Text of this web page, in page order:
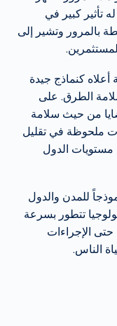
تأثير كبير في
بالمرور وتشير إلى
كنماذج جيدة
الطرق. على
من حيث سلامة
ملحوظة في تقليل
مستويات الدول
للمدن والدول
تتطور بسرعة
الإجراءات
الناس.